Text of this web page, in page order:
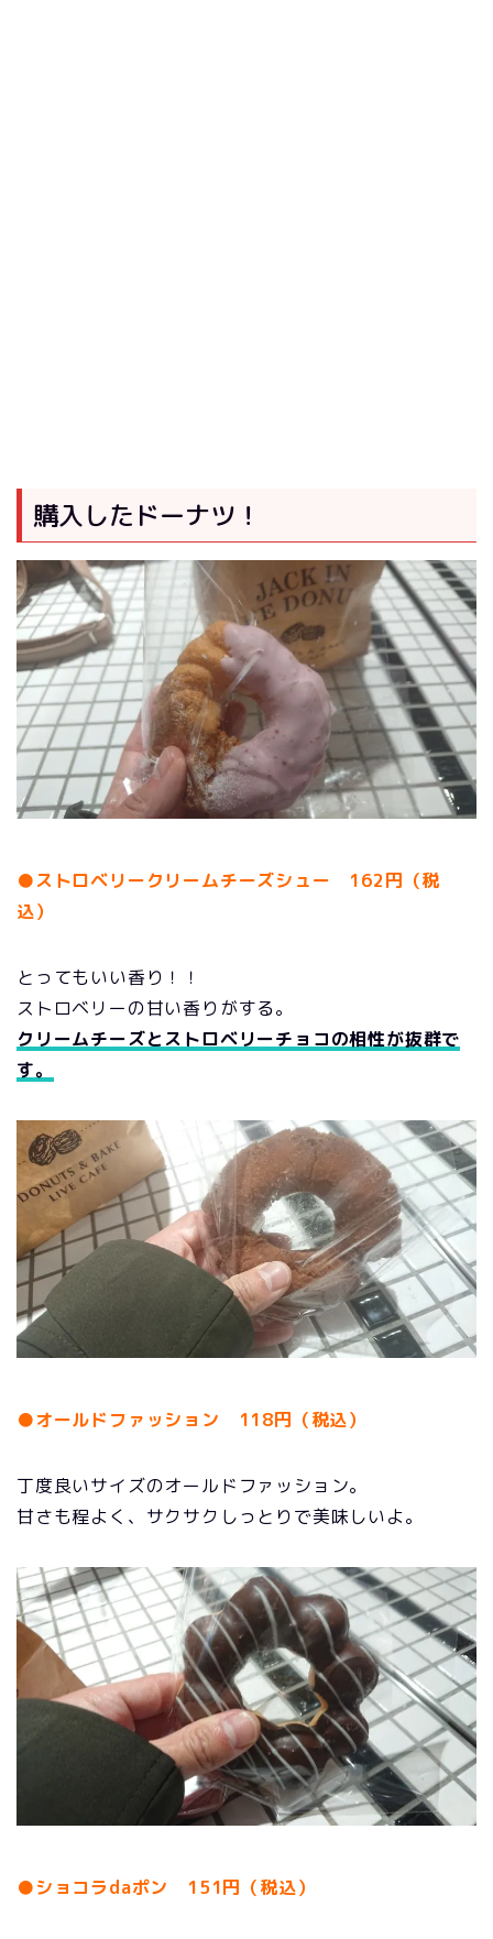
購入したドーナツ！
●ストロベリークリームチーズシュー 162円（税
込）
とってもいい香り！！
ストロベリーの甘い香りがする。
クリームチーズとストロベリーチョコの相性が抜群で
す。
●オールドファッション 118円（税込）
丁度良いサイズのオールドファッション。
甘さも程よく、サクサクしっとりで美味しいよ。
●ショコラdaポン 151円（税込）